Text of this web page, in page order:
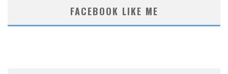
FACEBOOK LIKE ME